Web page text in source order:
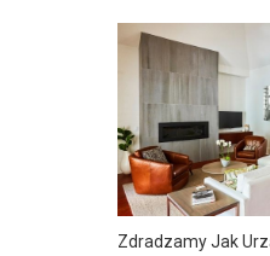
Zdradzamy Jak